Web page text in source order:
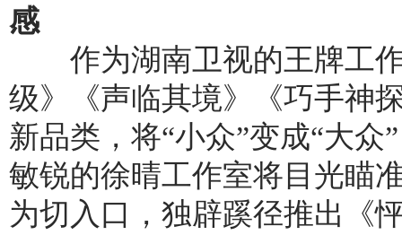
感
作为湖南卫视的王牌工作
级》《声临其境》《巧手神
新品类，将“小众”变成“大众
敏锐的徐晴工作室将目光瞄
为切入口，独辟蹊径推出《